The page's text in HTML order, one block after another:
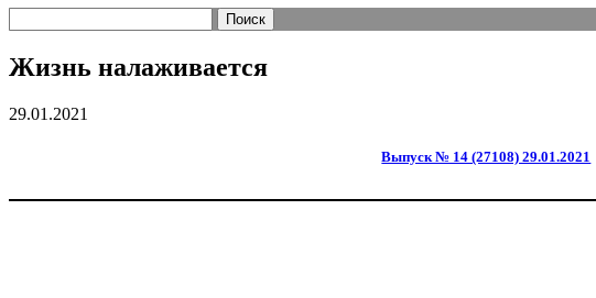
Жизнь налаживается
29.01.2021
Выпуск № 14 (27108) 29.01.2021